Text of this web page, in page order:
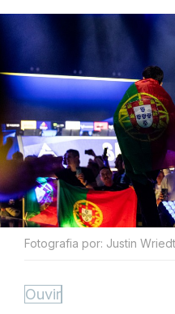
Fotografia por: Justin Wriedt
Ouvir